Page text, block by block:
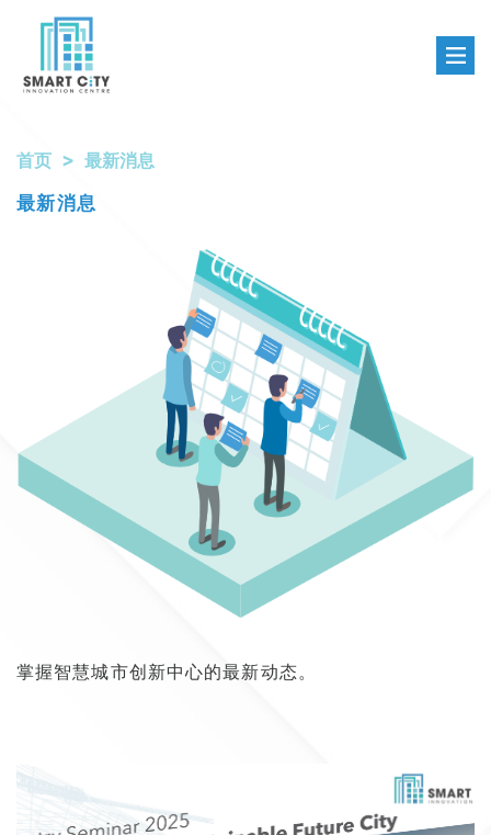
首页 最新消息
最新消息
掌握智慧城市创新中心的最新动态。